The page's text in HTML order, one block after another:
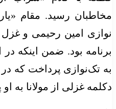
مخاطبان رسید. مقام
نوازی امین رحیمی و
برنامه بود. ضمن اینکه
به تک‌نوازی پرداخت که در
دکلمه غزلی از مولانا به